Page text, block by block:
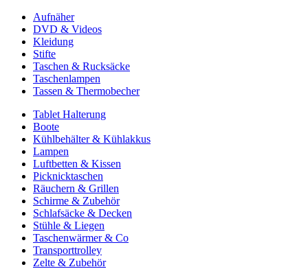
Aufnäher
DVD & Videos
Kleidung
Stifte
Taschen & Rucksäcke
Taschenlampen
Tassen & Thermobecher
Tablet Halterung
Boote
Kühlbehälter & Kühlakkus
Lampen
Luftbetten & Kissen
Picknicktaschen
Räuchern & Grillen
Schirme & Zubehör
Schlafsäcke & Decken
Stühle & Liegen
Taschenwärmer & Co
Transporttrolley
Zelte & Zubehör